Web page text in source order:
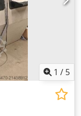
1 / 5